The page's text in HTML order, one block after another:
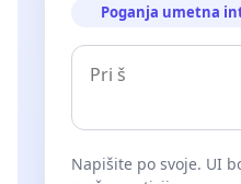
Poganja umetna
Napišite po svoje. UI